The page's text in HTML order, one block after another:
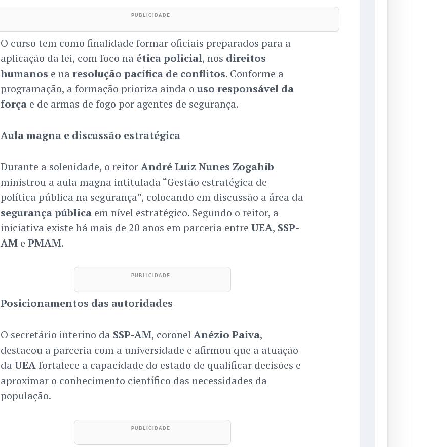
O curso tem como finalidade formar oficiais preparados para a
aplicação da lei, com foco na ética policial, nos direitos
humanos e na resolução pacífica de conflitos. Conforme a
programação, a formação prioriza ainda o uso responsável da
forçae de armas de fogo por agentes de segurança.
Aula magna e discussão estratégica
Durante a solenidade, o reitorAndré Luiz Nunes Zogahib
ministrou a aula magna intitulada “Gestão estratégica de
política pública na segurança”, colocando em discussão a área da
segurança públicaem nível estratégico. Segundo o reitor, a
iniciativa existe há mais de 20 anos em parceria entre UEA, SSP-
AMe PMAM.
Posicionamentos das autoridades
O secretário interino da SSP-AM, coronel Anézio Paiva,
destacou a parceria com a universidade e afirmou que a atuação
da UEAfortalece a capacidade do estado de qualificar decisões e
aproximar o conhecimento científico das necessidades da
população.